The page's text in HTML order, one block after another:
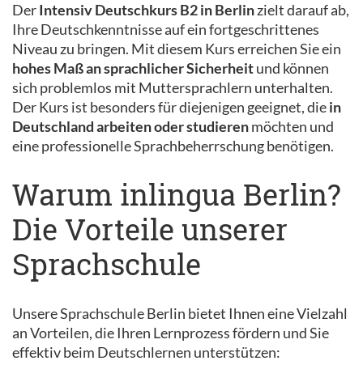
DerIntensiv Deutschkurs B2 in Berlinzielt darauf ab,
Ihre Deutschkenntnisse auf ein fortgeschrittenes
Niveau zu bringen. Mit diesem Kurs erreichen Sie ein
hohes Maß an sprachlicher Sicherheitund können
sich problemlos mit Muttersprachlern unterhalten.
Der Kurs ist besonders für diejenigen geeignet, diein
Deutschland arbeiten oder studierenmöchten und
eine professionelle Sprachbeherrschung benötigen.
Warum inlingua Berlin?
Die Vorteile unserer
Sprachschule
Unsere Sprachschule Berlin bietet Ihnen eine Vielzahl
an Vorteilen, die Ihren Lernprozess fördern und Sie
effektiv beim Deutschlernen unterstützen: